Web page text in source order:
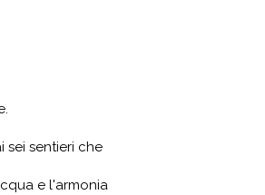
sei sentieri che
e l'armonia